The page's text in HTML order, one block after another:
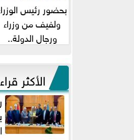
بحضور رئيس
ولفيف من وزراء
ورجال الدولة..
ومحمد...
الأكثر